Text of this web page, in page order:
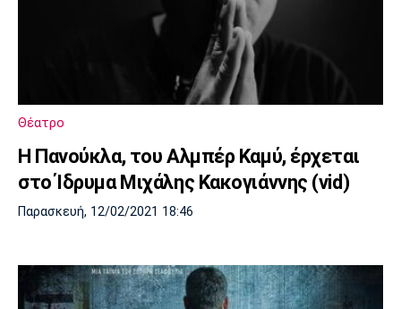
Θέατρο
Η Πανούκλα, του Αλμπέρ Καμύ, έρχεται
στο Ίδρυμα Μιχάλης Κακογιάννης (vid)
Παρασκευή, 12/02/2021 18:46